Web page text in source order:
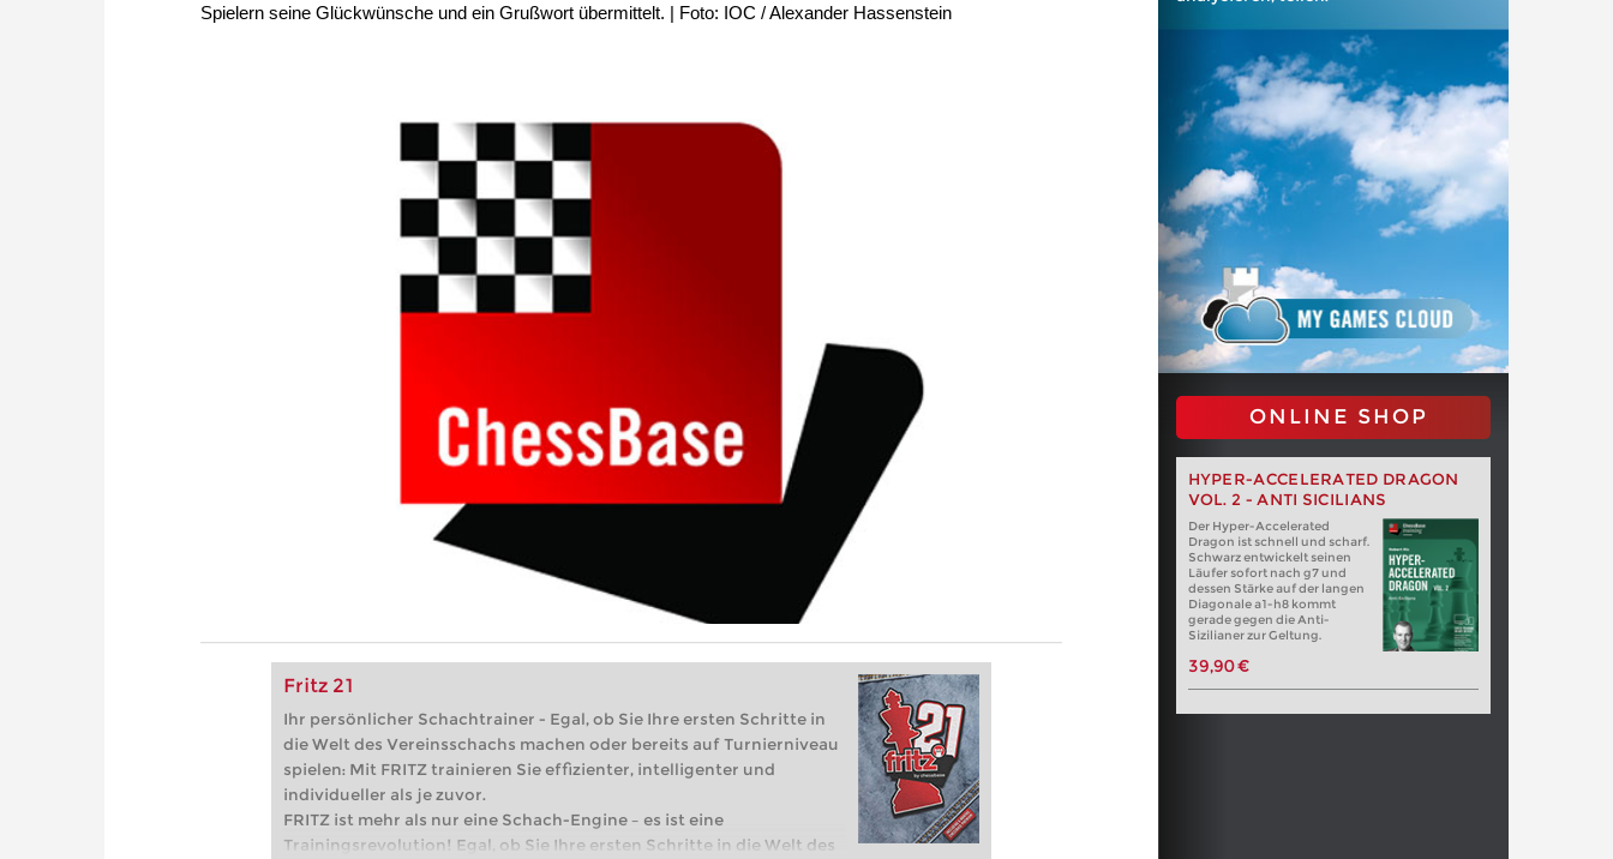
Spielern seine Glückwünsche und ein Grußwort übermittelt. | Foto: IOC / Alexander Hassenstein
Fritz 21
Ihr persönlicher Schachtrainer - Egal, ob Sie Ihre ersten Schritte in
die Welt des Vereinsschachs machen oder bereits auf Turnierniveau
spielen: Mit FRITZ trainieren Sie effizienter, intelligenter und
individueller als je zuvor.
FRITZ ist mehr als nur eine Schach-Engine – es ist eine
Trainingsrevolution! Egal, ob Sie Ihre ersten Schritte in die Welt des
ONLINE SHOP
HYPER-ACCELERATED DRAGON
VOL. 2 - ANTI SICILIANS
Der Hyper-Accelerated
Dragon ist schnell und scharf.
Schwarz entwickelt seinen
Läufer sofort nach g7 und
dessen Stärke auf der langen
Diagonale a1-h8 kommt
gerade gegen die Anti-
Sizilianer zur Geltung.
39,90 €